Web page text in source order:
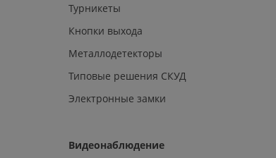
Турникеты
Кнопки выхода
Металлодетекторы
Типовые решения СКУД
Электронные замки
Видеонаблюдение